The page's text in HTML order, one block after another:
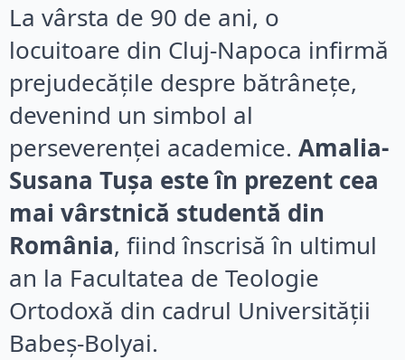
La vârsta de 90 de ani, o
locuitoare din Cluj-Napoca infirmă
prejudecățile despre bătrânețe,
devenind un simbol al
perseverenței academice. Amalia-
Susana Tușa este în prezent cea
mai vârstnică studentă din
România, fiind înscrisă în ultimul
an la Facultatea de Teologie
Ortodoxă din cadrul Universității
Babeș-Bolyai.